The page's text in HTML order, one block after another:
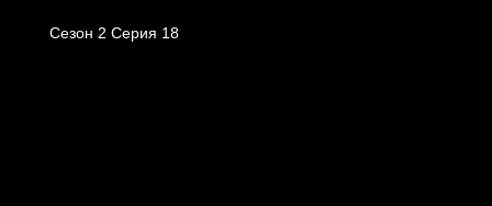
Сезон 2 Серия 18